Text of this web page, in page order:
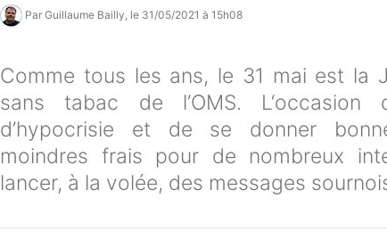
Par Guillaume Bailly , le 31/05/2021 à 15h08
Comme tous les ans, le 31 mai est la
sans tabac de l’OMS.
d’hypocrisie et de se donner
moindres frais pour de nombreux
lancer, à la volée, des messages